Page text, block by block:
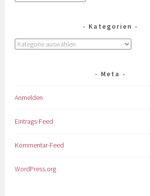
Kategorien
Meta
Anmelden
Eintrags-Feed
Kommentar-Feed
WordPress.org